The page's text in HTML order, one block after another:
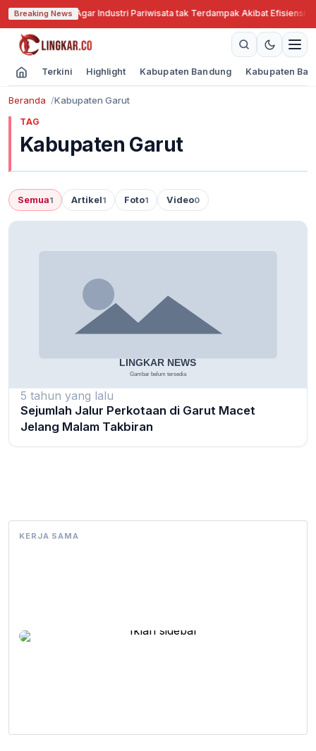
Breaking News
Cari Solusi Agar Industri Pariwisata tak Terdampak Akibat Efisiensi
Terkini Highlight Kabupaten Bandung Kabupaten
Beranda Kabupaten Garut
TAG
Kabupaten Garut
Semua1 Artikel1 Foto1 Video0
5 tahun yang lalu
Sejumlah Jalur Perkotaan di Garut Macet
Jelang Malam Takbiran
KERJA SAMA